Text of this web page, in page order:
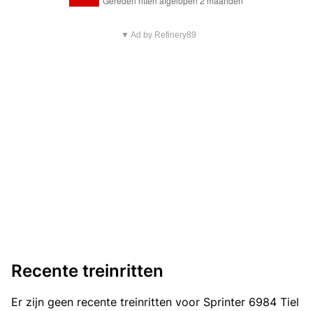
▼ Ad by Refinery89
Recente treinritten
Er zijn geen recente treinritten voor Sprinter 6984 Tiel